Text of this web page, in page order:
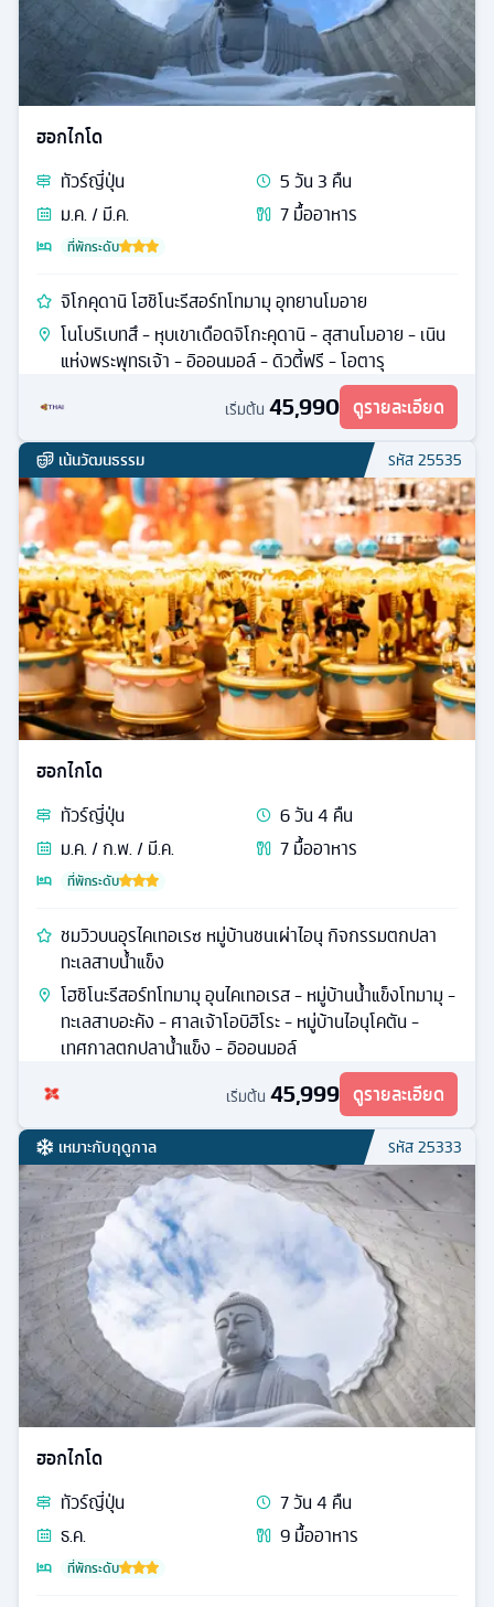
ฮอกไกโด
ทัวร์ญี่ปุ่น 5วัน3 คืน
ม.ค. / มี.ค.
7มื้ออาหาร
ที่พักระดับ
จิโกคุดานิ โฮชิโนะรีสอร์ทโทมามุ อุทยานโมอาย
โนโบริเบทสึ - หุบเขาเดือดจิโกะคุดานิ - สุสานโมอาย - เนิน
แห่งพระพุทธเจ้า - อิออนมอล์ - ดิวตี้ฟรี - โอตารุ
เริ่มต้น 45,990 ดูรายละเอียด
เน้นวัฒนธรรม รหัส25535
ฮอกไกโด
ทัวร์ญี่ปุ่น 6วัน4 คืน
ม.ค. / ก.พ. / มี.ค.
7มื้ออาหาร
ที่พักระดับ
ชมวิวบนอุรไคเทอเรซ หมู่บ้านชนเผ่าไอนุ กิจกรรมตกปลา
ทะเลสาบน้ำแข็ง
โฮชิโนะรีสอร์ทโทมามุ อุนไคเทอเรส - หมู่บ้านน้ำแข็งโทมามุ -
ทะเลสาบอะคัง - ศาลเจ้าโอบิฮิโระ - หมู่บ้านไอนุโคตัน -
เทศกาลตกปลาน้ำแข็ง - อิออนมอล์
เริ่มต้น 45,999 ดูรายละเอียด
เหมาะกับฤดูกาล รหัส25333
ฮอกไกโด
ทัวร์ญี่ปุ่น 7วัน4 คืน
ธ.ค.
9มื้ออาหาร
ที่พักระดับ